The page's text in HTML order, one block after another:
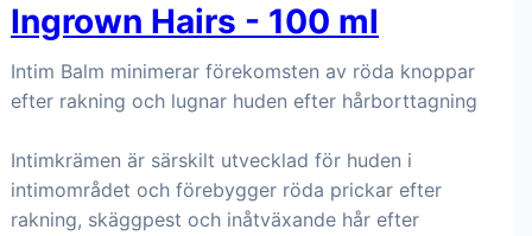
Ingrown Hairs - 100 ml
Intim Balm minimerar förekomsten av röda knoppar
efter rakning och lugnar huden efter hårborttagning
Intimkrämen är särskilt utvecklad för huden i
intimområdet och förebygger röda prickar efter
rakning, skäggpest och inåtväxande hår efter